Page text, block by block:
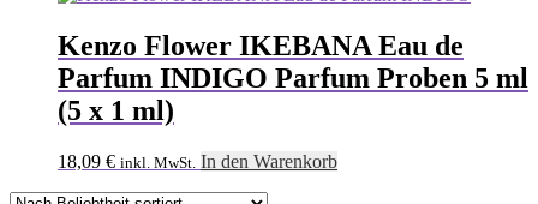
Kenzo Flower IKEBANA Eau de
Parfum INDIGO Parfum Proben 5 ml
(5 x 1 ml)
18,09 € inkl. MwSt. In den Warenkorb